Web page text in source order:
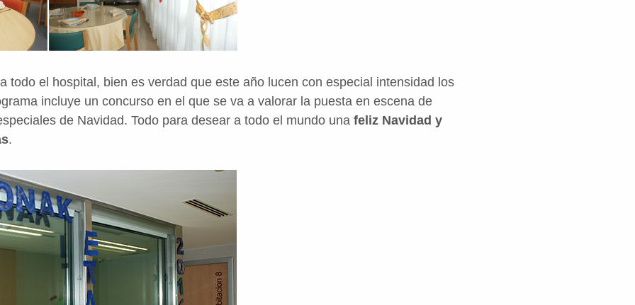
todo el hospital, bien es verdad que este año lucen con especial intensidad los
incluye un concurso en el que se va a valorar la puesta en escena de
de Navidad. Todo para desear a todo el mundo una feliz Navidad y
.